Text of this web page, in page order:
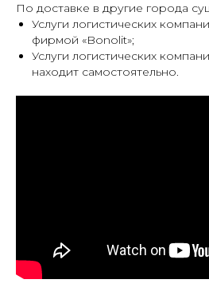
По доставке в другие города
Услуги логистических
фирмой «Bonolit»;
Услуги логистических
находит самостоятельно.